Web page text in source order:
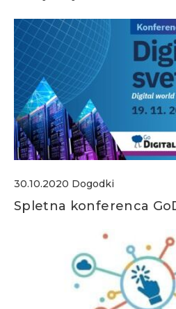
30.10.2020 Dogodki
Spletna konferenca